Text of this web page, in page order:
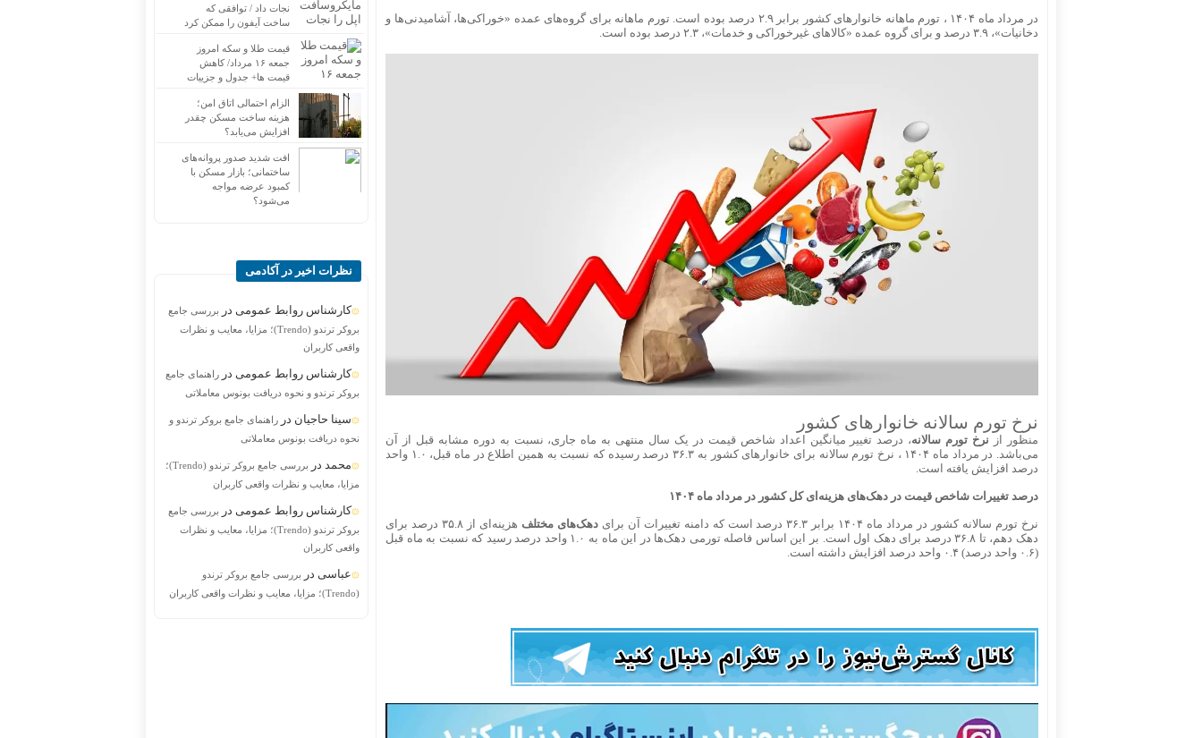
در مرداد ماه ۱۴۰۴ ، تورم ماهانه خانوارهای کشور برابر ۲.۹ درصد بوده است. تورم ماهانه برای گروه‌های عمده «خوراکی‌ها، آشامیدنی‌ها و
دخانیات»، ۳.۹ درصد و برای گروه عمده «کالاهای غیرخوراکی و خدمات»، ۲.۳ درصد بوده است.
نرخ تورم سالانه خانوارهای کشور
منظور از نرخ تورم سالانه، درصد تغییر میانگین اعداد شاخص قیمت در یک سال منتهی به ماه جاری، نسبت به دوره مشابه قبل از آن
می‌باشد. در مرداد ماه ۱۴۰۴ ، نرخ تورم سالانه برای خانوارهای کشور به ۳۶.۳ درصد رسیده که نسبت به همین اطلاع در ماه قبل، ۱.۰ واحد
درصد افزایش یافته است.
درصد تغییرات شاخص قیمت در دهک‌های هزینه‌ای کل کشور در مرداد ماه ۱۴۰۴
نرخ تورم سالانه کشور در مرداد ماه ۱۴۰۴ برابر ۳۶.۳ درصد است که دامنه تغییرات آن برای دهک‌های مختلف
هزینه‌ای از ۳۵.۸ درصد برای
دهک­­ دهم، تا ۳۶.۸ درصد برای دهک اول است. بر این اساس فاصله تورمی دهک‌ها در این ماه به ۱.۰ واحد درصد رسید که نسبت به ماه قبل
(۰.۶ واحد درصد) ۰.۴ واحد درصد افزایش داشته است.
نجات داد / توافقی که
ساخت آیفون را ممکن کرد
قیمت طلا و سکه امروز
جمعه ۱۶ مرداد/ کاهش
قیمت ها+ جدول و جزییات
الزام احتمالی اتاق امن؛
هزینه ساخت مسکن چقدر
افزایش می‌یابد؟
افت شدید صدور پروانه‌های
ساختمانی؛ بازار مسکن با
کمبود عرضه مواجه
می‌شود؟
نظرات اخیر در آکادمی
کارشناس روابط عمومی در
بررسی جامع
بروکر ترندو (Trendo)؛ مزایا، معایب و نظرات
واقعی کاربران
کارشناس روابط عمومی در راهنمای جامع
بروکر ترندو و نحوه دریافت بونوس معاملاتی
سینا حاجیان در راهنمای جامع بروکر ترندو و
نحوه دریافت بونوس معاملاتی
محمد در
بررسی جامع بروکر ترندو (Trendo)؛
مزایا، معایب و نظرات واقعی کاربران
کارشناس روابط عمومی در
بررسی جامع
بروکر ترندو (Trendo)؛ مزایا، معایب و نظرات
واقعی کاربران
عباسی در
بررسی جامع بروکر ترندو
(Trendo)؛ مزایا، معایب و نظرات واقعی کاربران